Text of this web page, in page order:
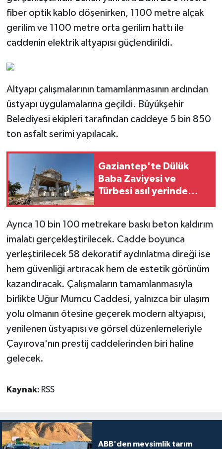
fiber optik kablo döşenirken, 1100 metre alçak
gerilim ve 1100 metre orta gerilim hattı ile
caddenin elektrik altyapısı güçlendirildi.
Altyapı çalışmalarının tamamlanmasının ardından
üstyapı uygulamalarına geçildi. Büyükşehir
Belediyesi ekipleri tarafından caddeye 5 bin 850
ton asfalt serimi yapılacak.
Gaziantep'te Dülük
Baba Zaviyesi ve
Türbesi asıl yerinde
Ayrıca 10 bin 100 metrekare baskı beton kaldırım
imalatı gerçekleştirilecek. Cadde boyunca
yerleştirilecek 58 dekoratif aydınlatma direği ise
hem güvenliği artıracak hem de estetik görünüm
kazandıracak. Çalışmaların tamamlanmasıyla
birlikte Uğur Mumcu Caddesi, yalnızca bir ulaşım
yolu olmanın ötesine geçerek modern altyapısı,
yenilenen üstyapısı ve görsel düzenlemeleriyle
Çayırova'nın prestij caddelerinden biri haline
gelecek.
Kaynak: RSS
ABB'den mevsimlik tarım